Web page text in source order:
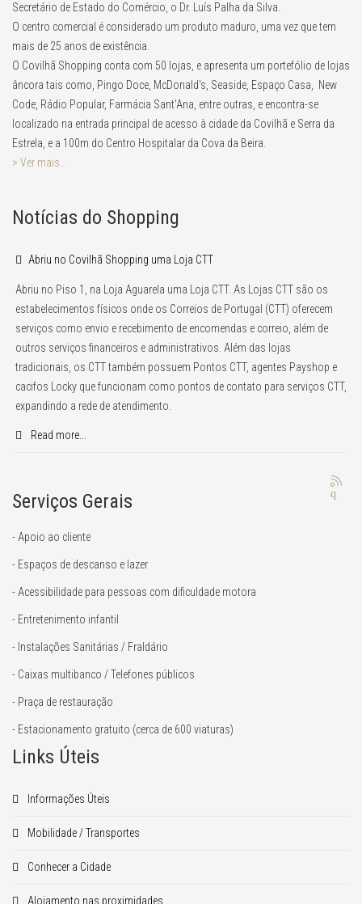
Secretário de Estado do Comércio, o Dr. Luís Palha da Silva.
O centro comercial é considerado um produto maduro, uma vez que tem
mais de 25 anos de existência.
O Covilhã Shopping conta com 50 lojas, e apresenta um portefólio de lojas
âncora tais como, Pingo Doce, McDonald's, Seaside, Espaço Casa, New
Code, Rádio Popular, Farmácia Sant'Ana, entre outras, e encontra-se
localizado na entrada principal de acesso à cidade da Covilhã e Serra da
Estrela, e a 100m do Centro Hospitalar da Cova da Beira.
> Ver mais...
Notícias do Shopping
Abriu no Covilhã Shopping uma Loja CTT
Abriu no Piso 1, na Loja Aguarela uma Loja CTT. As Lojas CTT são os
estabelecimentos físicos onde os Correios de Portugal (CTT) oferecem
serviços como envio e recebimento de encomendas e correio, além de
outros serviços financeiros e administrativos. Além das lojas
tradicionais, os CTT também possuem Pontos CTT, agentes Payshop e
cacifos Locky que funcionam como pontos de contato para serviços CTT,
expandindo a rede de atendimento.
Read more...
Serviços Gerais
- Apoio ao cliente
- Espaços de descanso e lazer
- Acessibilidade para pessoas com dificuldade motora
- Entretenimento infantil
- Instalações Sanitárias / Fraldário
- Caixas multibanco / Telefones públicos
- Praça de restauração
- Estacionamento gratuito (cerca de 600 viaturas)
Links Úteis
Informações Úteis
Mobilidade / Transportes
Conhecer a Cidade
Alojamento nas proximidades